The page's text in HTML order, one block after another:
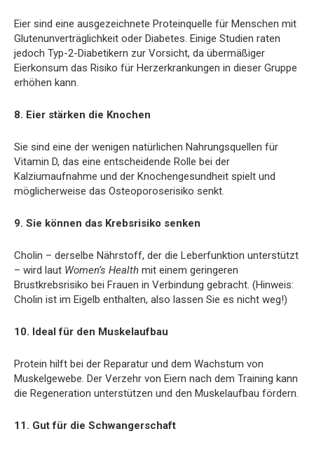
Eier sind eine ausgezeichnete Proteinquelle für Menschen mit
Glutenunverträglichkeit oder Diabetes. Einige Studien raten
jedoch Typ-2-Diabetikern zur Vorsicht, da übermäßiger
Eierkonsum das Risiko für Herzerkrankungen in dieser Gruppe
erhöhen kann.
8. Eier stärken die Knochen
Sie sind eine der wenigen natürlichen Nahrungsquellen für
Vitamin D, das eine entscheidende Rolle bei der
Kalziumaufnahme und der Knochengesundheit spielt und
möglicherweise das Osteoporoserisiko senkt.
9. Sie können das Krebsrisiko senken
Cholin – derselbe Nährstoff, der die Leberfunktion unterstützt
– wird laut Women’s Health mit einem geringeren
Brustkrebsrisiko bei Frauen in Verbindung gebracht. (Hinweis:
Cholin ist im Eigelb enthalten, also lassen Sie es nicht weg!)
10. Ideal für den Muskelaufbau
Protein hilft bei der Reparatur und dem Wachstum von
Muskelgewebe. Der Verzehr von Eiern nach dem Training kann
die Regeneration unterstützen und den Muskelaufbau fördern.
11. Gut für die Schwangerschaft